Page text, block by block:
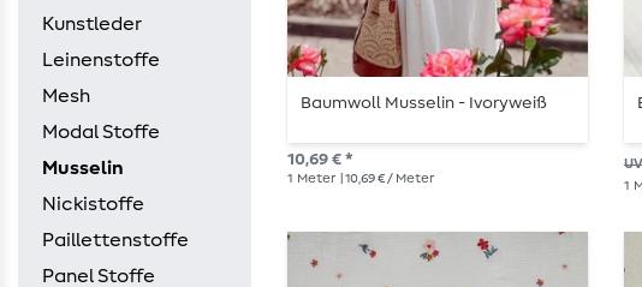
Kunstleder
Leinenstoffe
Mesh
Modal Stoffe
Musselin
Nickistoffe
Paillettenstoffe
Panel Stoffe
Baumwoll Musselin - Ivoryweiß
10,69 € *
1 Meter | 10,69 € / Meter
1